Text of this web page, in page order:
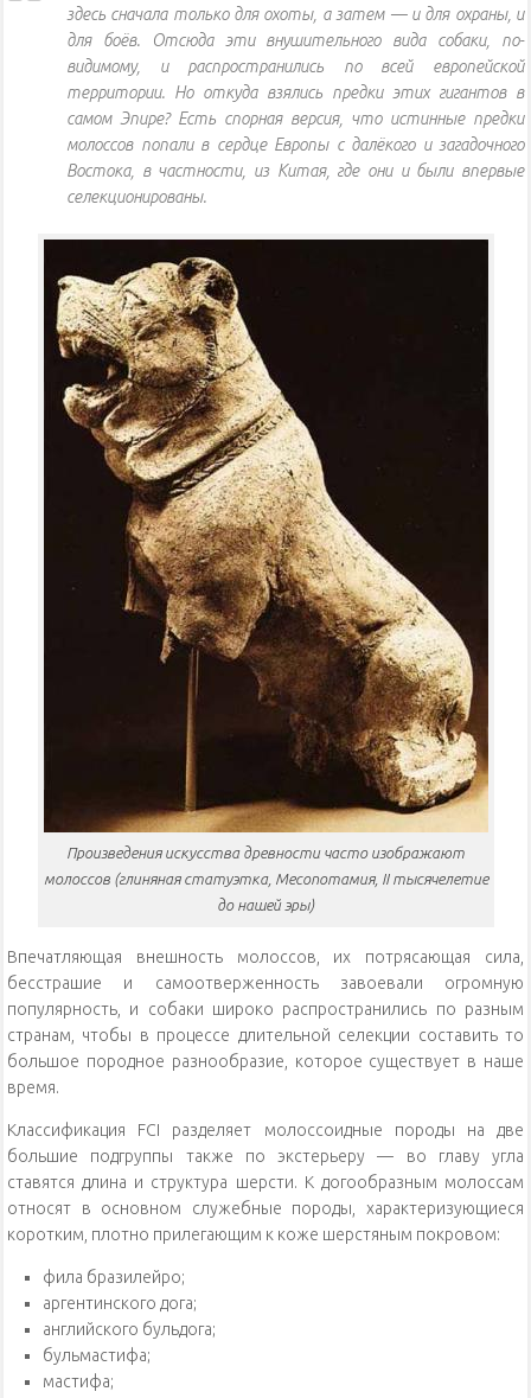
здесь сначала только для охоты, а затем — и для охраны, и
для боёв. Отсюда эти внушительного вида собаки, по-
видимому, и распространились по всей европейской
территории. Но откуда взялись предки этих гигантов в
самом Эпире? Есть спорная версия, что истинные предки
молоссов попали в сердце Европы с далёкого и загадочного
Востока, в частности, из Китая, где они и были впервые
селекционированы.
Произведения искусства древности часто изображают
молоссов (глиняная статуэтка, Месопотамия, II тысячелетие
до нашей эры)
Впечатляющая внешность молоссов, их потрясающая сила,
бесстрашие и самоотверженность завоевали огромную
популярность, и собаки широко распространились по разным
странам, чтобы в процессе длительной селекции составить то
большое породное разнообразие, которое существует в наше
время.
Классификация FCI разделяет молоссоидные породы на две
большие подгруппы также по экстерьеру — во главу угла
ставятся длина и структура шерсти. К догообразным молоссам
относят в основном служебные породы, характеризующиеся
коротким, плотно прилегающим к коже шерстяным покровом:
фила бразилейро;
аргентинского дога;
английского бульдога;
бульмастифа;
мастифа;